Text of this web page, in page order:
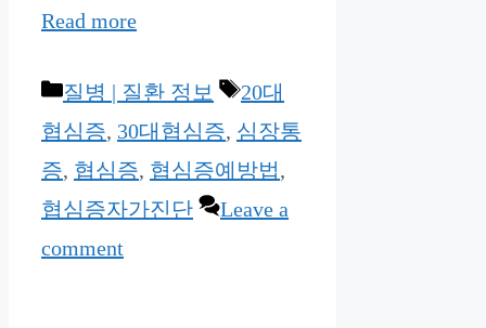
Read more
Categories
질병 | 질환 정보 Tags
20대
협심증, 30대협심증, 심장통
증, 협심증, 협심증예방법,
협심증자가진단
Leave a
comment